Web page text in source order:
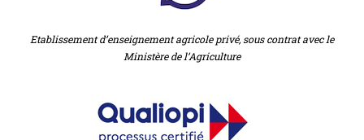
Etablissement d’enseignement agricole privé, sous contrat avec le
Ministère de l’Agriculture